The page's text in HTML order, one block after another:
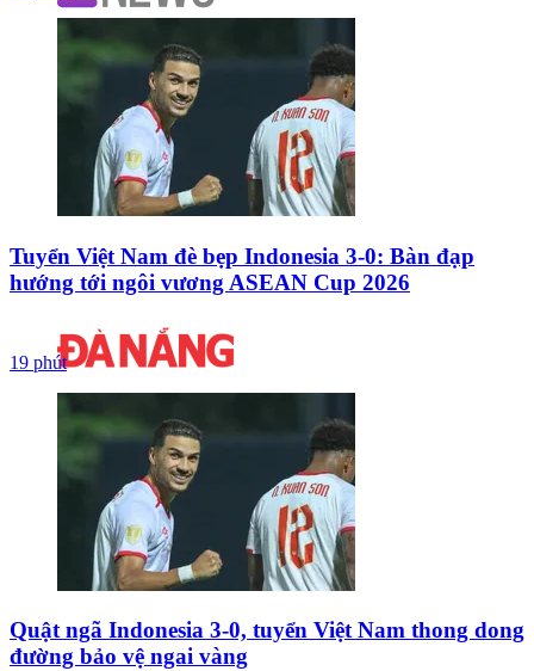
Tuyển Việt Nam đè bẹp Indonesia 3-0: Bàn đạp
hướng tới ngôi vương ASEAN Cup 2026
19 phút
Quật ngã Indonesia 3-0, tuyển Việt Nam thong dong
đường bảo vệ ngai vàng